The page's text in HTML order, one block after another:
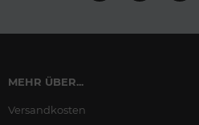
MEHR ÜBER...
Versandkosten